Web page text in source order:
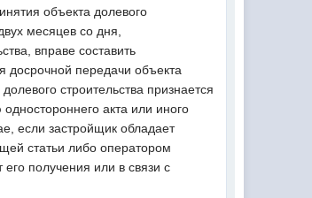
объекта долевого
месяцев со дня,
вправе составить
досрочной передачи объекта
строительства признается
акта или иного
если застройщик обладает
статьи либо оператором
получения или в связи с